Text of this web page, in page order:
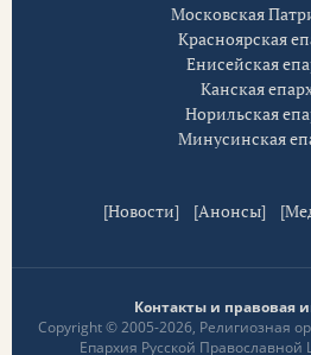
Московская
Красноярская
Енисейская
Канская
Норильская
Минусинская
[Новости] [Анонсы] [
Контакты и правовая
Copyright © 2005-2026, Религиозная
Епархия Русской